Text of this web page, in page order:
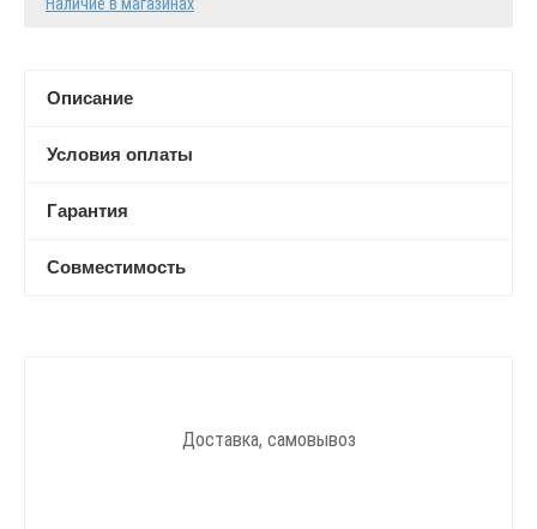
Описание
Условия оплаты
Гарантия
Совместимость
Доставка, самовывоз